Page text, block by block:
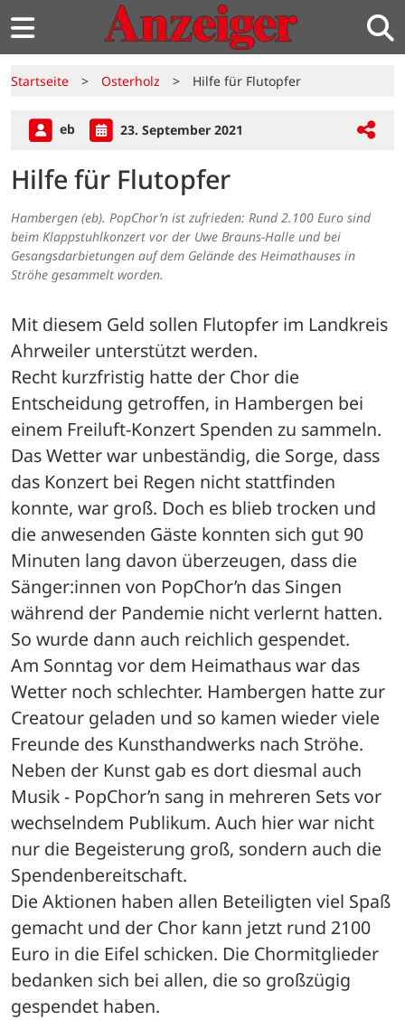
Startseite > Osterholz > Hilfe für Flutopfer
eb 23. September 2021
Hilfe für Flutopfer
Hambergen (eb). PopChor’n ist zufrieden: Rund 2.100 Euro sind
beim Klappstuhlkonzert vor der Uwe Brauns-Halle und bei
Gesangsdarbietungen auf dem Gelände des Heimathauses in
Ströhe gesammelt worden.
Mit diesem Geld sollen Flutopfer im Landkreis
Ahrweiler unterstützt werden.
Recht kurzfristig hatte der Chor die
Entscheidung getroffen, in Hambergen bei
einem Freiluft-Konzert Spenden zu sammeln.
Das Wetter war unbeständig, die Sorge, dass
das Konzert bei Regen nicht stattfinden
konnte, war groß. Doch es blieb trocken und
die anwesenden Gäste konnten sich gut 90
Minuten lang davon überzeugen, dass die
Sänger:innen von PopChor’n das Singen
während der Pandemie nicht verlernt hatten.
So wurde dann auch reichlich gespendet.
Am Sonntag vor dem Heimathaus war das
Wetter noch schlechter. Hambergen hatte zur
Creatour geladen und so kamen wieder viele
Freunde des Kunsthandwerks nach Ströhe.
Neben der Kunst gab es dort diesmal auch
Musik - PopChor’n sang in mehreren Sets vor
wechselndem Publikum. Auch hier war nicht
nur die Begeisterung groß, sondern auch die
Spendenbereitschaft.
Die Aktionen haben allen Beteiligten viel Spaß
gemacht und der Chor kann jetzt rund 2100
Euro in die Eifel schicken. Die Chormitglieder
bedanken sich bei allen, die so großzügig
gespendet haben.